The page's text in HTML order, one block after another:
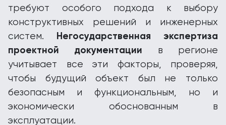
требуют особого подхода к выбору
конструктивных решений и инженерных
систем. Негосударственная экспертиза
проектной документации в регионе
учитывает все эти факторы, проверяя,
чтобы будущий объект был не только
безопасным и функциональным, но и
экономически обоснованным в
эксплуатации.